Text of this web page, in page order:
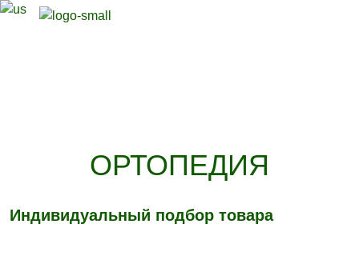
ОРТОПЕДИЯ
Индивидуальный подбор товара